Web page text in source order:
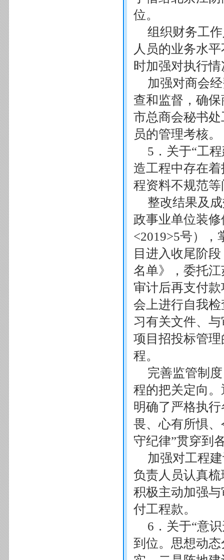
位。
组织财务工
人员的业务水
时加强对执行
加强对商会
查和监督，确
市总商会秘书
员的管理考核。
5．关于“工
造工程中存在
程资料不规范
整改结果及
政事业单位装
<2019>5号）
目进入收尾阶
名单》，委托
审计后再支付
会上进行自我
习有关文件、
项目招投标管
程。
完善监管制
程的把关定向
明确了严格执
畏、心有所惧
守纪律”贯穿到
加强对工程
负责人员认真
积极主动加强
付工程款。
6．关于“意
到位。思想动